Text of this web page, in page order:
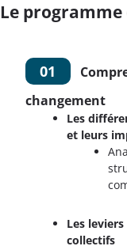
Le
01
changement
Les
et leurs
Les
collectifs